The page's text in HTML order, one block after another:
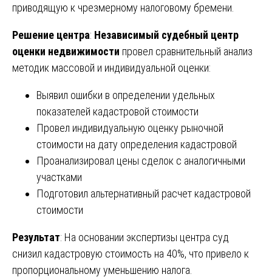
приводящую к чрезмерному налоговому бремени.
Решение центра: Независимый судебный центр
оценки недвижимости провел сравнительный анализ
методик массовой и индивидуальной оценки:
Выявил ошибки в определении удельных
показателей кадастровой стоимости
Провел индивидуальную оценку рыночной
стоимости на дату определения кадастровой
Проанализировал цены сделок с аналогичными
участками
Подготовил альтернативный расчет кадастровой
стоимости
Результат: На основании экспертизы центра суд
снизил кадастровую стоимость на 40%, что привело к
пропорциональному уменьшению налога.